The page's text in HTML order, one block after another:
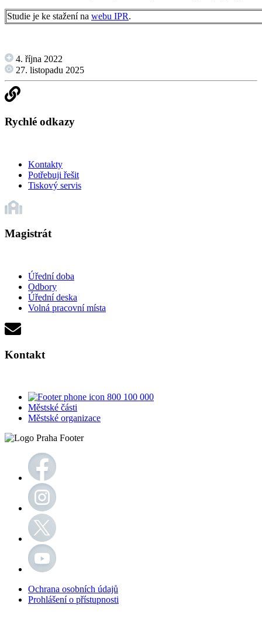
Studie je ke stažení na webu IPR.
4. října 2022
27. listopadu 2025
Rychlé odkazy
Kontakty
Potřebuji řešit
Tiskový servis
Magistrát
Úřední doba
Odbory
Úřední deska
Volná pracovní místa
Kontakt
800 100 000
Městské části
Městské organizace
Ochrana osobních údajů
Prohlášení o přístupnosti